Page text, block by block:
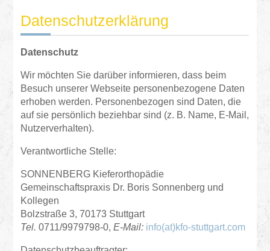
Datenschutzerklärung
Datenschutz
Wir möchten Sie darüber informieren, dass beim
Besuch unserer Webseite personenbezogene Daten
erhoben werden. Personenbezogen sind Daten, die
auf sie persönlich beziehbar sind (z. B. Name, E-Mail,
Nutzerverhalten).
Verantwortliche Stelle:
SONNENBERG Kieferorthopädie
Gemeinschaftspraxis Dr. Boris Sonnenberg und
Kollegen
Bolzstraße 3, 70173 Stuttgart
Tel. 0711/9979798-0,E-Mail: info(at)kfo-stuttgart.com